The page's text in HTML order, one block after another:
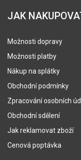
JAK
Možnosti dopravy
Možnosti platby
Nákup na splátky
Obchodní podmínky
Zpracování osobních
Obchodní sdělení
Jak reklamovat zboží
Cenová poptávka